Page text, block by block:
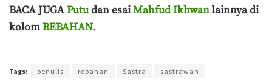
BACA JUGAPutudan esaiMahfud Ikhwanlainnya di
kolomREBAHAN.
Tags: penulis rebahan Sastra sastrawan